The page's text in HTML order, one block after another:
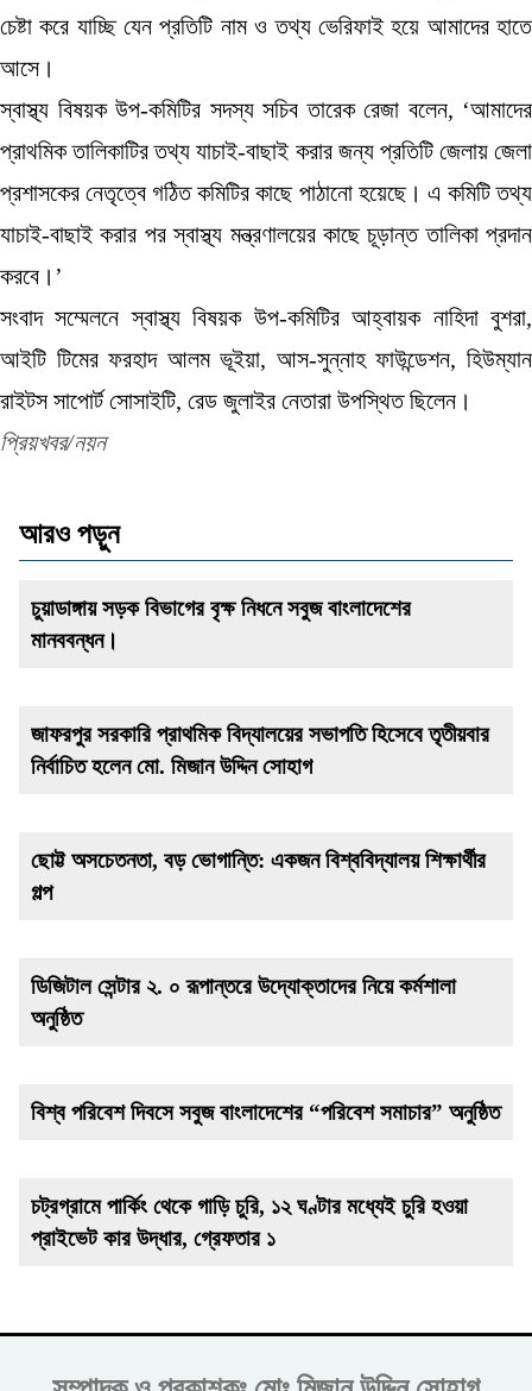
চেষ্টা করে যাচ্ছি যেন প্রতিটি নাম ও তথ্য ভেরিফাই হয়ে আমাদের হাতে
আসে।
স্বাস্থ্য বিষয়ক উপ-কমিটির সদস্য সচিব তারেক রেজা বলেন, ‘আমাদের
প্রাথমিক তালিকাটির তথ্য যাচাই-বাছাই করার জন্য প্রতিটি জেলায় জেলা
প্রশাসকের নেতৃত্বে গঠিত কমিটির কাছে পাঠানো হয়েছে। এ কমিটি তথ্য
যাচাই-বাছাই করার পর স্বাস্থ্য মন্ত্রণালয়ের কাছে চূড়ান্ত তালিকা প্রদান
করবে।’
সংবাদ সম্মেলনে স্বাস্থ্য বিষয়ক উপ-কমিটির আহ্বায়ক নাহিদা বুশরা,
আইটি টিমের ফরহাদ আলম ভূইয়া, আস-সুন্নাহ ফাউন্ডেশন, হিউম্যান
রাইটস সাপোর্ট সোসাইটি, রেড জুলাইর নেতারা উপস্থিত ছিলেন।
প্রিয়খবর/নয়ন
আরও পড়ুন
চুয়াডাঙ্গায় সড়ক বিভাগের বৃক্ষ নিধনে সবুজ বাংলাদেশের
মানববন্ধন।
জাফরপুর সরকারি প্রাথমিক বিদ্যালয়ের সভাপতি হিসেবে তৃতীয়বার
নির্বাচিত হলেন মো. মিজান উদ্দিন সোহাগ
ছোট্ট অসচেতনতা, বড় ভোগান্তি: একজন বিশ্ববিদ্যালয় শিক্ষার্থীর
গল্প
ডিজিটাল সেন্টার ২. ০ রূপান্তরে উদ্যোক্তাদের নিয়ে কর্মশালা
অনুষ্ঠিত
বিশ্ব পরিবেশ দিবসে সবুজ বাংলাদেশের “পরিবেশ সমাচার” অনুষ্ঠিত
চট্রগ্রামে পার্কিং থেকে গাড়ি চুরি, ১২ ঘণ্টার মধ্যেই চুরি হওয়া
প্রাইভেট কার উদ্ধার, গ্রেফতার ১